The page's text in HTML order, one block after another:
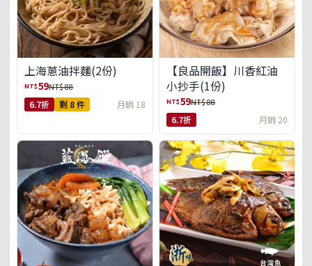
上海蔥油拌麵(2份)
NT$59NT$ 88
6.7折 剩 8 件 月銷 18
【良品開飯】川香紅油
小抄手(1份)
NT$59NT$ 88
6.7折 月銷 20